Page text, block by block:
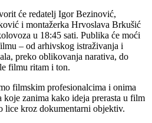
će redatelj Igor Bezinović,
i montažerka Hrvoslava Brkušić
u 18:45 sati. Publika će moći
– od arhivskog istraživanja i
preko oblikovanja narativa, do
filmu ritam i ton.
filmskim profesionalcima i onima
zanima kako ideja prerasta u film
lice kroz dokumentarni objektiv.